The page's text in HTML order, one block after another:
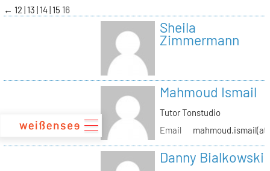
zum
Inhalt
← 12 13 14 15 16
Sheila
Zimmermann
Mahmoud Ismail
Tutor Tonstudio
Email
Danny Bialkowski